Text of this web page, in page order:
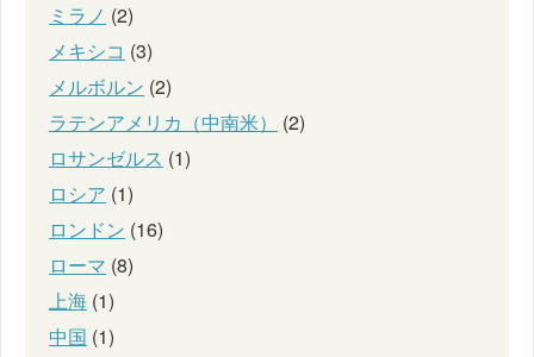
ミラノ (2)
メキシコ (3)
メルボルン (2)
ラテンアメリカ（中南米）
(2)
ロサンゼルス (1)
ロシア (1)
ロンドン (16)
ローマ (8)
上海 (1)
中国 (1)